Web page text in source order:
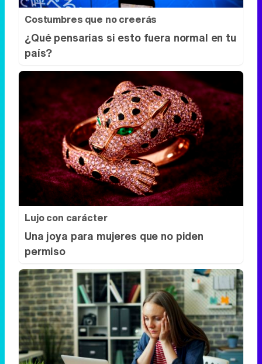
Costumbres que no creerás
¿Qué pensarías si esto fuera normal en tu
país?
Lujo con carácter
Una joya para mujeres que no piden
permiso